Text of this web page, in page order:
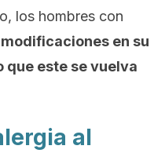
los hombres con
en su
que este sevuelva
al